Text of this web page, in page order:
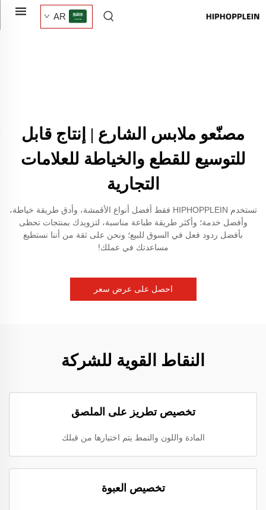
AR
مصنّعو ملابس الشارع | إنتاج قابل
للتوسيع للقطع والخياطة للعلامات
التجارية
تستخدم HIPHOPPLEIN فقط أفضل أنواع الأقمشة، وأدق طريقة خياطة،
وأفضل خدمة؛ وأكثر طريقة طباعة مناسبة، لتزويدك بمنتجات تحظى
بأفضل ردود فعل في السوق للبيع؛ ونحن على ثقة من أننا نستطيع
مساعدتك في عملك!
احصل على عرض سعر
النقاط القوية للشركة
تخصيص تطريز على الملصق
المادة واللون والنمط يتم اختيارها من قبلك
تخصيص العبوة